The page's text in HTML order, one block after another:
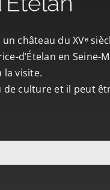
un château du XVᵉ
d’Ételan en
la visite.
de culture et il peut